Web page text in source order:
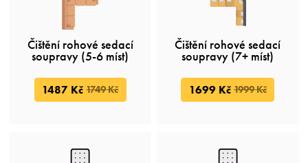
Čištění rohové sedací
soupravy (5-6 míst)
1487 Kč 1749 Kč
Čištění rohové sedací
soupravy (7+ míst)
1699 Kč 1999 Kč